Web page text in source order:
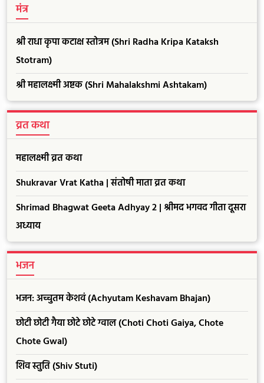
मंत्र
श्री राधा कृपा कटाक्ष स्तोत्रम (Shri Radha Kripa Kataksh
Stotram)
श्री महालक्ष्मी अष्टक (Shri Mahalakshmi Ashtakam)
व्रत कथा
महालक्ष्मी व्रत कथा
Shukravar Vrat Katha | संतोषी माता व्रत कथा
Shrimad Bhagwat Geeta Adhyay 2 | श्रीमद भगवद गीता दूसरा
अध्याय
भजन
भजन: अच्चुतम केशवं (Achyutam Keshavam Bhajan)
छोटी छोटी गैया छोटे छोटे ग्वाल (Choti Choti Gaiya, Chote
Chote Gwal)
शिव स्तुति (Shiv Stuti)